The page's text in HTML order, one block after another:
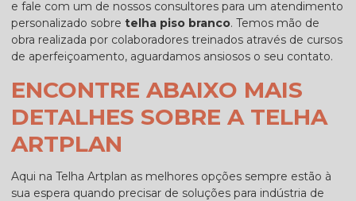
e fale com um de nossos consultores para um atendimento
personalizado sobre telha piso branco. Temos mão de
obra realizada por colaboradores treinados através de cursos
de aperfeiçoamento, aguardamos ansiosos o seu contato.
ENCONTRE ABAIXO MAIS
DETALHES SOBRE A TELHA
ARTPLAN
Aqui na Telha Artplan as melhores opções sempre estão à
sua espera quando precisar de soluções para indústria de